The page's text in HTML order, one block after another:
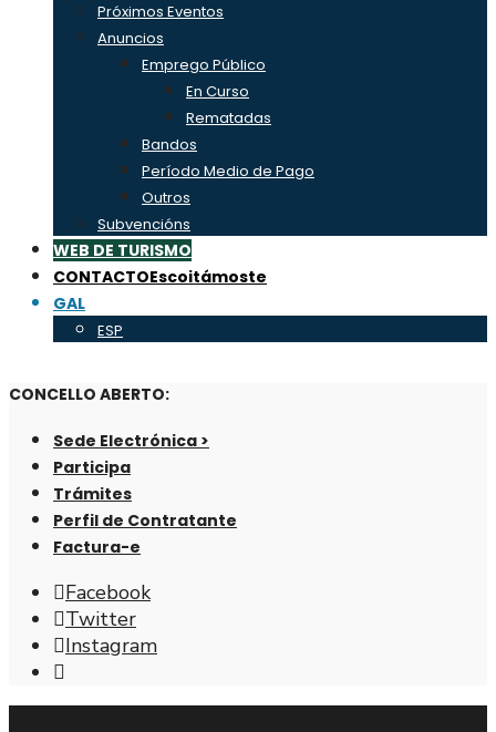
Próximos Eventos
Anuncios
Emprego Público
En Curso
Rematadas
Bandos
Período Medio de Pago
Outros
Subvencións
WEB DE TURISMO
CONTACTOEscoitámoste
GAL
ESP
CONCELLO ABERTO:
Sede Electrónica >
Participa
Trámites
Perfil de Contratante
Factura-e
Facebook
Twitter
Instagram